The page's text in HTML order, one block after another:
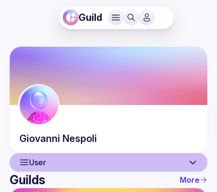
Guild
Giovanni Nespoli
User
User
Guilds More